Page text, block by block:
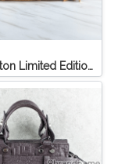
Louis Vuitton Limited Edition Monogram Canvas Sofia Coppola SC Bag